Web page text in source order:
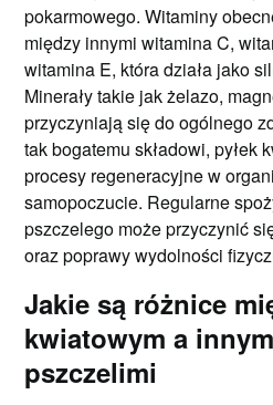
pokarmowego. Witaminy
między innymi witamina C,
witamina E, która działa jako
Minerały takie jak żelazo,
przyczyniają się do ogólnego
tak bogatemu składowi, pyłek
procesy regeneracyjne w
samopoczucie. Regularne
pszczelego może przyczynić
oraz poprawy wydolności
Jakie są różnice
kwiatowym a
pszczelimi